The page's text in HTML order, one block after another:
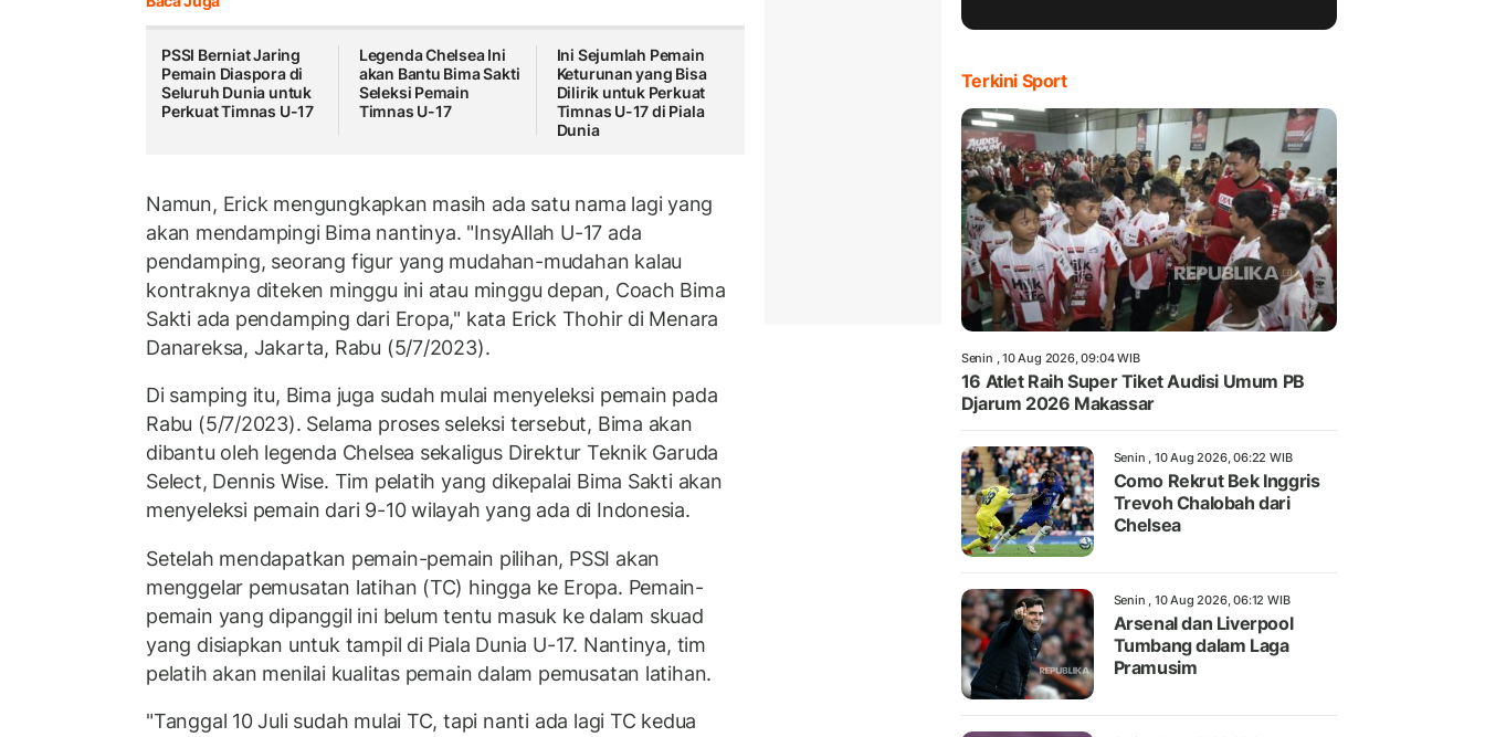
PSSI Berniat Jaring
Pemain Diaspora di
Seluruh Dunia untuk
Perkuat Timnas U-17
Legenda Chelsea Ini
akan Bantu Bima Sakti
Seleksi Pemain
Timnas U-17
Ini Sejumlah Pemain
Keturunan yang Bisa
Dilirik untuk Perkuat
Timnas U-17 di Piala
Dunia
Namun, Erick mengungkapkan masih ada satu nama lagi yang
akan mendampingi Bima nantinya. "InsyAllah U-17 ada
pendamping, seorang figur yang mudahan-mudahan kalau
kontraknya diteken minggu ini atau minggu depan, Coach Bima
Sakti ada pendamping dari Eropa," kata Erick Thohir di Menara
Danareksa, Jakarta, Rabu (5/7/2023).
Di samping itu, Bima juga sudah mulai menyeleksi pemain pada
Rabu (5/7/2023). Selama proses seleksi tersebut, Bima akan
dibantu oleh legenda Chelsea sekaligus Direktur Teknik Garuda
Select, Dennis Wise. Tim pelatih yang dikepalai Bima Sakti akan
menyeleksi pemain dari 9-10 wilayah yang ada di Indonesia.
Setelah mendapatkan pemain-pemain pilihan, PSSI akan
menggelar pemusatan latihan (TC) hingga ke Eropa. Pemain-
pemain yang dipanggil ini belum tentu masuk ke dalam skuad
yang disiapkan untuk tampil di Piala Dunia U-17. Nantinya, tim
pelatih akan menilai kualitas pemain dalam pemusatan latihan.
"Tanggal 10 Juli sudah mulai TC, tapi nanti ada lagi TC kedua
Terkini Sport
Senin , 10 Aug 2026, 09:04 WIB
16 Atlet Raih Super Tiket Audisi Umum PB
Djarum 2026 Makassar
Senin , 10 Aug 2026, 06:22 WIB
Como Rekrut Bek Inggris
Trevoh Chalobah dari
Chelsea
Senin , 10 Aug 2026, 06:12 WIB
Arsenal dan Liverpool
Tumbang dalam Laga
Pramusim